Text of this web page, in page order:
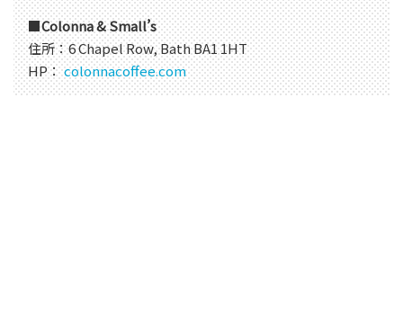
■Colonna & Small’s
住所：6 Chapel Row, Bath BA1 1HT
HP：colonnacoffee.com